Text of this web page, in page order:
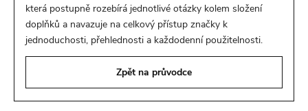
která postupně rozebírá jednotlivé otázky kolem složení
doplňků a navazuje na celkový přístup značky k
jednoduchosti, přehlednosti a každodenní použitelnosti.
Zpět na průvodce